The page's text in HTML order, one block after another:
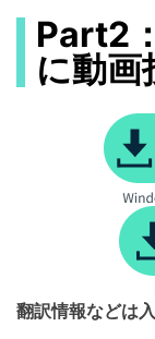
Part2
に動画
翻訳情報などは